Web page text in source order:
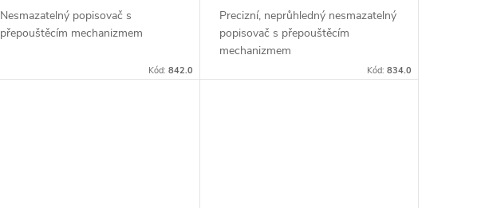
Nesmazatelný popisovač s
přepouštěcím mechanizmem
Kód: 842.0
Precizní, neprůhledný nesmazatelný
popisovač s přepouštěcím
mechanizmem
Kód: 834.0